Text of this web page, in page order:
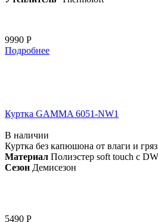
9990 Р
Подробнее
Куртка GAMMA 6051-NW1
В наличии
Куртка без капюшона от влаги и
Материал Полиэстер soft touch с
Сезон Демисезон
5490 Р